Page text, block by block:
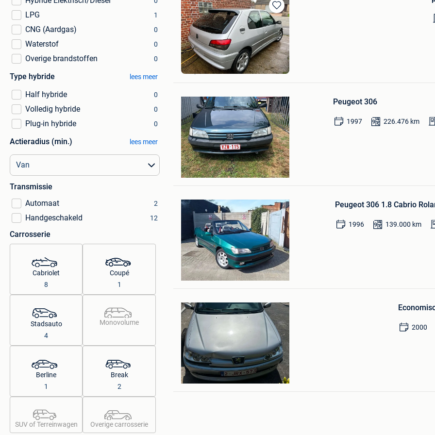
LPG 1
CNG (Aardgas) 0
Waterstof 0
Overige brandstoffen 0
Type hybride lees meer
Half hybride 0
Volledig hybride 0
Plug-in hybride 0
Actieradius (min.) lees meer
Transmissie
Automaat
2
Handgeschakeld 12
Carrosserie
Cabriolet
8
Coupé
1
Stadsauto
4
Monovolume
Berline
1
Break
2
SUV of Terreinwagen Overige carrosserie
Bewaren
in
Mijn
Favorieten
James
Ieper
Mijn
Favorieten
Peugeot 306
1997 226.476 km
Phaedra Vermeir
Lokeren+Deel Overmere En Zele
Mijn
Favorieten
Peugeot 306 1.8 Cabrio
1996 139.000 km
karel
Keerbergen
Mijn
Favorieten
2000
Kyran Mathieu
Lede